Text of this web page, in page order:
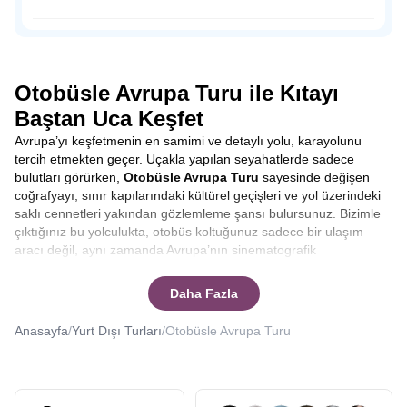
doğal güzelliğine rağmen, henüz çılgın turist kalabalığına
uğramamış bakir bir yerleşim yeri.
Otobüsle Avrupa Turu ile Kıtayı
Baştan Uca Keşfet
Avrupa’yı keşfetmenin en samimi ve detaylı yolu, karayolunu
tercih etmekten geçer. Uçakla yapılan seyahatlerde sadece
bulutları görürken, Otobüsle Avrupa Turu sayesinde değişen
coğrafyayı, sınır kapılarındaki kültürel geçişleri ve yol üzerindeki
saklı cennetleri yakından gözlemleme şansı bulursunuz. Bizimle
çıktığınız bu yolculukta, otobüs koltuğunuz sadece bir ulaşım
aracı değil, aynı zamanda Avrupa’nın sinematografik
şehirler arası geçişlerde rehberlerimizin anlatımlarıyla
bilgilenirken, molalarda yerel lezzetleri tatma fırsatı yakalarsınız.
kendisinden keyif alanlar için tasarlanmıştır.
Seyahat etmek, sadece yeni yerler görmek değil, aynı zamanda
Daha Fazla
Anasayfa/Yurt Dışı Turları/Otobüsle Avrupa Turu